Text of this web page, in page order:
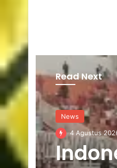
Read Next
News
4 Agustus 2026
News
2 Agustus